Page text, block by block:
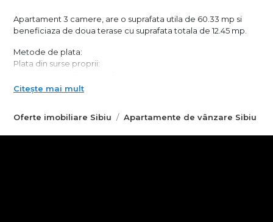
Oferte imobiliare Sibiu Apartamente de vânzare Sibiu
Apartament 3 camere, are o suprafata utila de 60.33 mp si
beneficiaza de doua terase cu suprafata totala de 12.45 mp.
Metode de plata:
Plata din surse proprii:
- 127.300 finisat la cheie
- 126.700 finisat la alb
Citește mai mult